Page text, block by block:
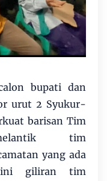
bupati dan
urut 2 Syukur-
barisan Tim
melantik tim
yang ada
giliran tim